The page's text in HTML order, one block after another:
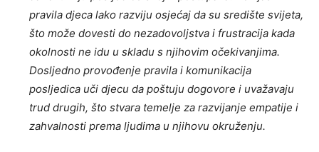
pravila djeca lako razviju osjećaj da su središte svijeta,
što može dovesti do nezadovoljstva i frustracija kada
okolnosti ne idu u skladu s njihovim očekivanjima.
Dosljedno provođenje pravila i komunikacija
posljedica uči djecu da poštuju dogovore i uvažavaju
trud drugih, što stvara temelje za razvijanje empatije i
zahvalnosti prema ljudima u njihovu okruženju.